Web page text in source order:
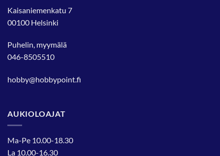
Kaisaniemenkatu 7
00100 Helsinki
Puhelin, myymälä
046-8505510
hobby@hobbypoint.fi
AUKIOLOAJAT
Ma-Pe 10.00-18.30
La 10.00-16.30